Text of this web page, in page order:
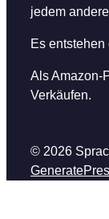
jedem
Es
Als Amazon-
Verkäufen.
© 2026